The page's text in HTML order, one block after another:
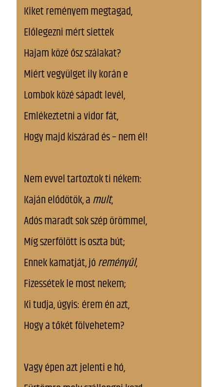
Kiket reményem megtagad,
Előlegezni mért siettek
Hajam közé ősz szálakat?
Miért vegyülget ily korán e
Lombok közé sápadt levél,
Emlékeztetni a vidor fát,
Hogy majd kiszárad és – nem él!
Nem evvel tartoztok ti nékem:
Kaján elődötök, amult,
Adós maradt sok szép örömmel,
Míg szerfölött is oszta bút;
Ennek kamatját, jóreményűl,
Fizessétek le most nekem;
Ki tudja, úgyis: érem én azt,
Hogy a tőkét fölvehetem?
Vagy épen azt jelenti e hó,